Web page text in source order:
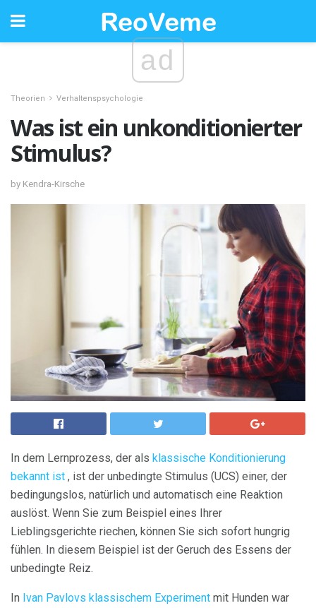
ad
Theorien Verhaltenspsychologie
Was ist ein unkonditionierter
Stimulus?
by Kendra-Kirsche
In dem Lernprozess, der als klassische Konditionierung
bekannt ist , ist der unbedingte Stimulus (UCS) einer, der
bedingungslos, natürlich und automatisch eine Reaktion
auslöst. Wenn Sie zum Beispiel eines Ihrer
Lieblingsgerichte riechen, können Sie sich sofort hungrig
fühlen. In diesem Beispiel ist der Geruch des Essens der
unbedingte Reiz.
In Ivan Pavlovs klassischem Experiment mit Hunden war